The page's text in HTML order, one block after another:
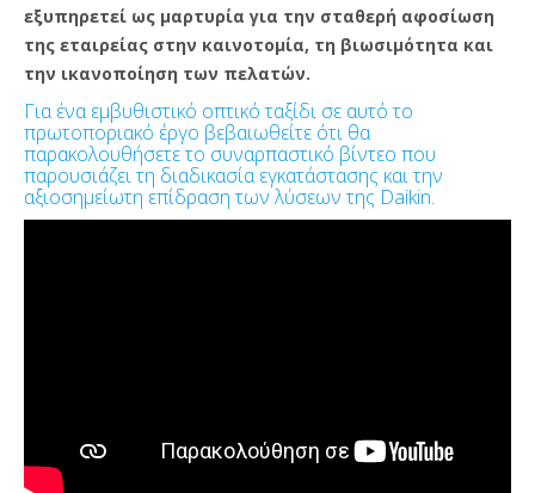
εξυπηρετεί ως μαρτυρία για την σταθερή αφοσίωση
της εταιρείας στην καινοτομία, τη βιωσιμότητα και
την ικανοποίηση των πελατών.
Για ένα εμβυθιστικό οπτικό ταξίδι σε αυτό το
πρωτοποριακό έργο βεβαιωθείτε ότι θα
παρακολουθήσετε το συναρπαστικό βίντεο που
παρουσιάζει τη διαδικασία εγκατάστασης και την
αξιοσημείωτη επίδραση των λύσεων της Daikin.